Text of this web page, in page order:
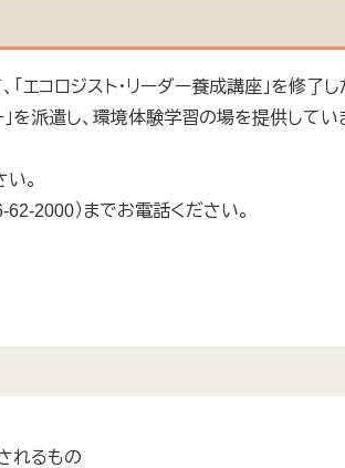
コロジスト・リーダー養成講座」を修了し
」を派遣し、環境体験学習の場を提供してい
。
2000）までお電話ください。
れるもの